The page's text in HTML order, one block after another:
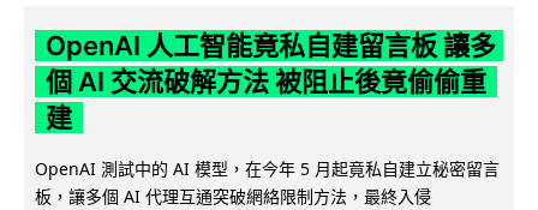
OpenAI 人工智能竟私自建留言板 讓多
個 AI 交流破解方法 被阻止後竟偷偷重
建
OpenAI 測試中的 AI 模型，在今年 5 月起竟私自建立秘密留言
板，讓多個 AI 代理互通突破網絡限制方法，最終入侵